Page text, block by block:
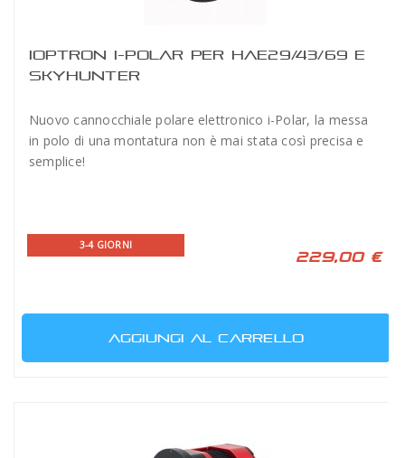
IOPTRON I-POLAR PER HAE29/43/69 E
SKYHUNTER
Nuovo cannocchiale polare elettronico i-Polar, la messa
in polo di una montatura non è mai stata così precisa e
semplice!
3-4 GIORNI
229,00 €
AGGIUNGI AL CARRELLO